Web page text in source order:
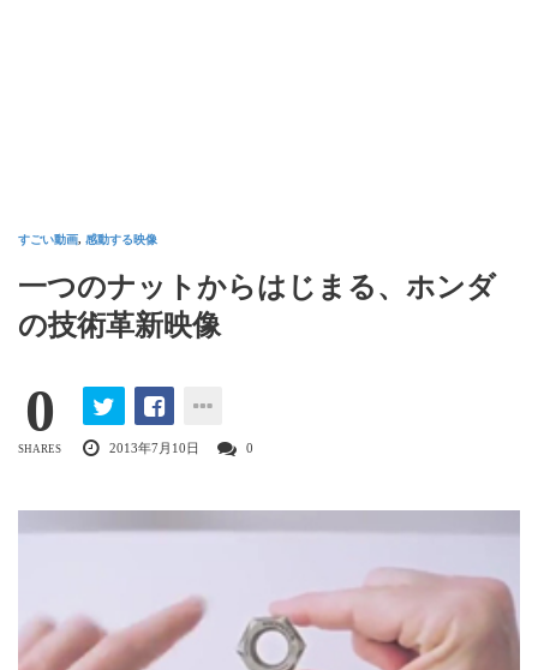
すごい動画, 感動する映像
一つのナットからはじまる、ホンダ
の技術革新映像
0
SHARES 2013年7月10日 0